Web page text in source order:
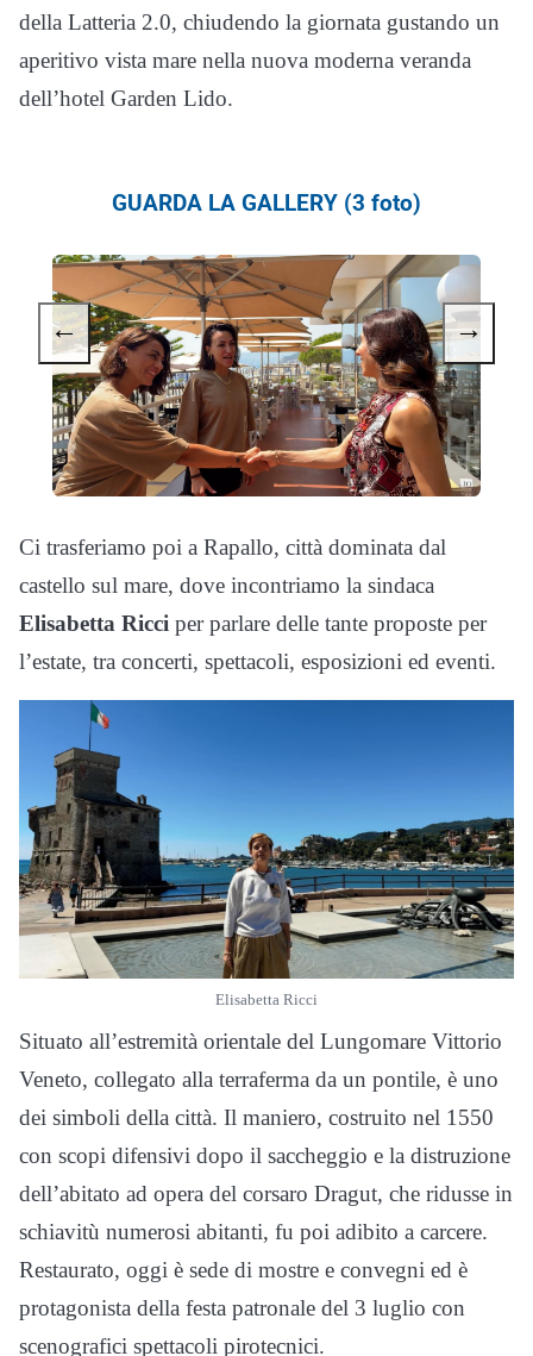
della Latteria 2.0, chiudendo la giornata gustando un
aperitivo vista mare nella nuova moderna veranda
dell’hotel Garden Lido.
GUARDA LA GALLERY (3 foto)
← →
Ci trasferiamo poi a Rapallo, città dominata dal
castello sul mare, dove incontriamo la sindaca
Elisabetta Ricci per parlare delle tante proposte per
l’estate, tra concerti, spettacoli, esposizioni ed eventi.
Elisabetta Ricci
Situato all’estremità orientale del Lungomare Vittorio
Veneto, collegato alla terraferma da un pontile, è uno
dei simboli della città. Il maniero, costruito nel 1550
con scopi difensivi dopo il saccheggio e la distruzione
dell’abitato ad opera del corsaro Dragut, che ridusse in
schiavitù numerosi abitanti, fu poi adibito a carcere.
Restaurato, oggi è sede di mostre e convegni ed è
protagonista della festa patronale del 3 luglio con
scenografici spettacoli pirotecnici.